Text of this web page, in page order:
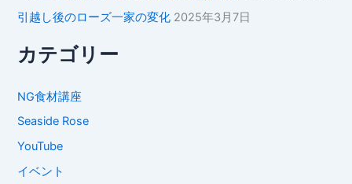
引越し後のローズ一家の変化 2025年3月7日
カテゴリー
NG食材講座
Seaside Rose
YouTube
イベント